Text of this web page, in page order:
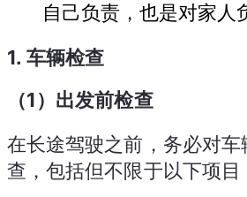
自己负责，也是对家人
1.车辆检查
（1）出发前检查
在长途驾驶之前，务必对车
查，包括但不限于以下项目